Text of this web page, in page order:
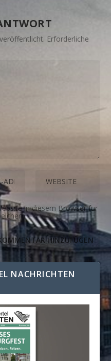
Erforderliche
in diesem Browser für
NACHRICHTEN A